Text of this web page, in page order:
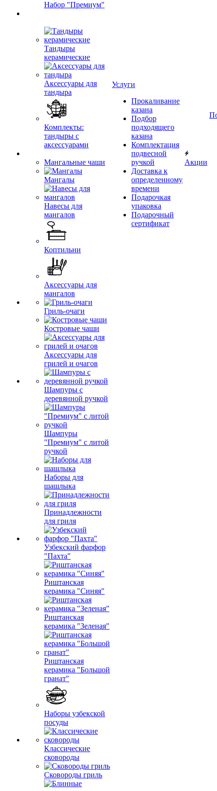
Набор "Премиум"
Тандыры
керамические
Аксессуары для
тандыра
Комплекты:
тандыры с
аксессуарами
Мангальные чаши
Мангалы
Навесы для
мангалов
Коптильни
Аксессуары для
мангалов
Гриль-очаги
Костровые чаши
Аксессуары для
грилей и очагов
Шампуры с
деревянной ручкой
Шампуры
"Премиум" с литой
ручкой
Наборы для
шашлыка
Принадлежности
для гриля
Узбекский фарфор
"Пахта"
Риштанская
керамика "Синяя"
Риштанская
керамика "Зеленая"
Риштанская
керамика "Большой
гранат"
Наборы узбекской
посуды
Классические
сковороды
Сковороды гриль
Услуги
Прокаливание
казана
Подбор
подходящего
казана
Комплектация
подвесной
ручкой
Доставка к
определенному
времени
Подарочкая
упаковка
Подарочный
сертификат
Акции